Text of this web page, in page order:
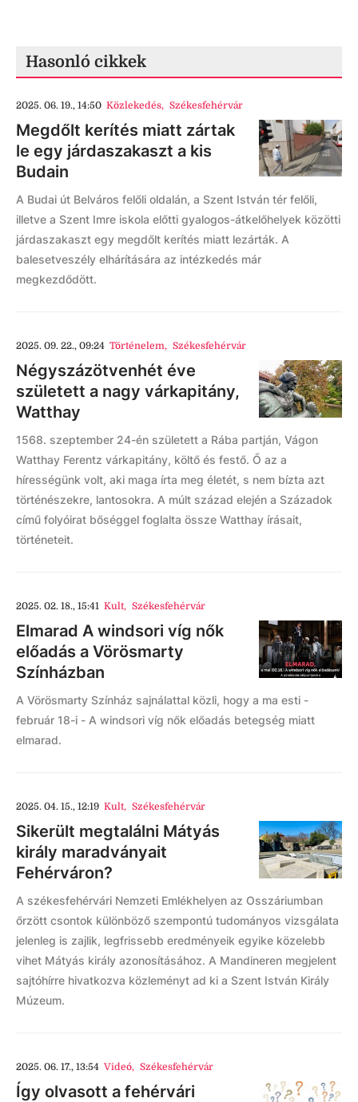
Hasonló cikkek
2025. 06. 19., 14:50 Közlekedés, Székesfehérvár
Megdőlt kerítés miatt zártak
le egy járdaszakaszt a kis
Budain
A Budai út Belváros felőli oldalán, a Szent István tér felőli,
illetve a Szent Imre iskola előtti gyalogos-átkelőhelyek közötti
járdaszakaszt egy megdőlt kerítés miatt lezárták. A
balesetveszély elhárítására az intézkedés már
megkezdődött.
2025. 09. 22., 09:24 Történelem, Székesfehérvár
Négyszázötvenhét éve
született a nagy várkapitány,
Watthay
1568. szeptember 24-én született a Rába partján, Vágon
Watthay Ferentz várkapitány, költő és festő. Ő az a
hírességünk volt, aki maga írta meg életét, s nem bízta azt
történészekre, lantosokra. A múlt század elején a Századok
című folyóirat bőséggel foglalta össze Watthay írásait,
történeteit.
2025. 02. 18., 15:41 Kult, Székesfehérvár
Elmarad A windsori víg nők
előadás a Vörösmarty
Színházban
A Vörösmarty Színház sajnálattal közli, hogy a ma esti -
február 18-i - A windsori víg nők előadás betegség miatt
elmarad.
2025. 04. 15., 12:19 Kult, Székesfehérvár
Sikerült megtalálni Mátyás
király maradványait
Fehérváron?
A székesfehérvári Nemzeti Emlékhelyen az Osszáriumban
őrzött csontok különböző szempontú tudományos vizsgálata
jelenleg is zajlik, legfrissebb eredményeik egyike közelebb
vihet Mátyás király azonosításához. A Mandineren megjelent
sajtóhírre hivatkozva közleményt ad ki a Szent István Király
Múzeum.
2025. 06. 17., 13:54 Videó, Székesfehérvár
Így olvasott a fehérvári